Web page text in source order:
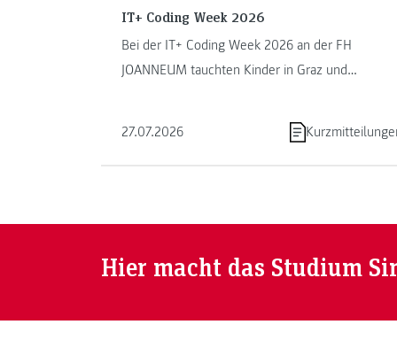
IT+ Coding Week 2026
Bei der IT+ Coding Week 2026 an der FH
JOANNEUM tauchten Kinder in Graz und
27.07.2026
Hier macht das Studium